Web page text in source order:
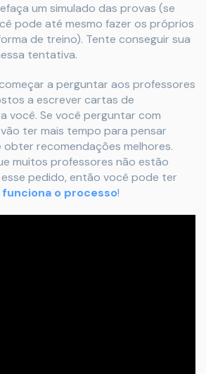
um simulado das provas (se
pode até mesmo fazer os próprios
de treino). Tente conseguir sua
tentativa.
a perguntar aos professores
a escrever cartas de
você. Se você perguntar com
ter mais tempo para pensar
recomendações melhores.
muitos professores não estão
pedido, então você pode ter
o processo!